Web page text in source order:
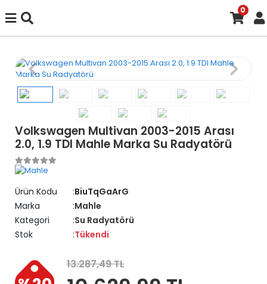
0
Volkswagen Multivan 2003-2015 Arası
2.0, 1.9 TDI Mahle Marka Su Radyatörü
Ürün Kodu
BiuTqGaArG
Marka
Mahle
Kategori
Su Radyatörü
Stok
Tükendi
13.287,49 TL